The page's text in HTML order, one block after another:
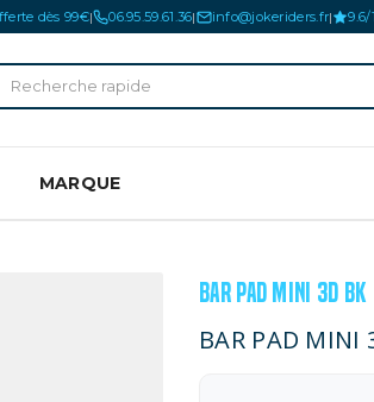
dès 99€| 06.95.59.61.36| info@jokeriders.fr| 9.6/
MARQUE
BAR PAD MINI 3D BK
BAR PAD MINI